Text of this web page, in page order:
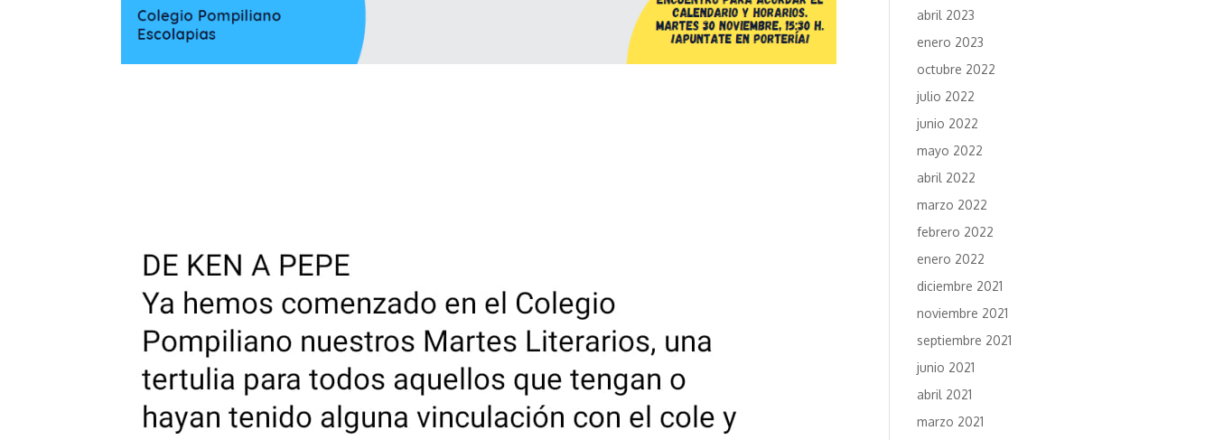
abril 2023
enero 2023
octubre 2022
julio 2022
junio 2022
mayo 2022
abril 2022
marzo 2022
febrero 2022
enero 2022
diciembre 2021
noviembre 2021
septiembre 2021
junio 2021
abril 2021
marzo 2021